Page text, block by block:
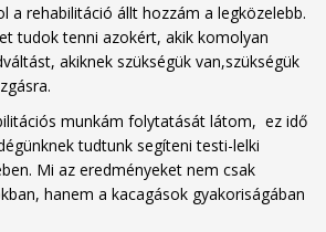
a rehabilitáció állt hozzám a legközelebb.
tudok tenni azokért, akik komolyan
akiknek szükségük van,szükségük
munkám folytatását látom, ez idő
tudtunk segíteni testi-lelki
Mi az eredményeket nem csak
hanem a kacagások gyakoriságában